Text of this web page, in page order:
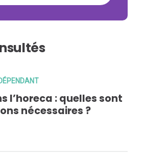
l’horeca : quelles sont
nécessaires ?